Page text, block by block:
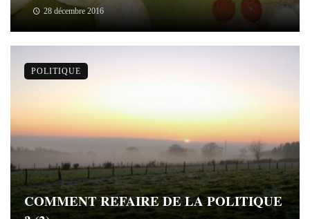
28 décembre 2016
COMMENT REFAIRE DE LA POLITIQUE
POLITIQUE